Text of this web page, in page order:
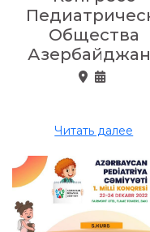
Общества
Читать далее